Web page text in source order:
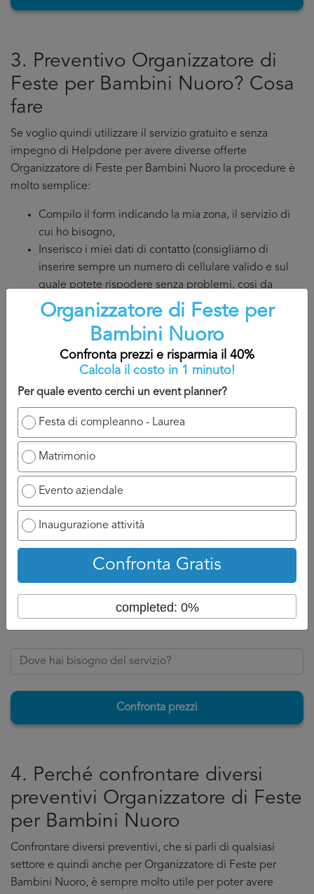
3. Preventivo Organizzatore di
Feste per Bambini Nuoro? Cosa
fare
Se voglio quindi utilizzare il servizio gratuito e senza
impegno di Helpdone per avere diverse offerte
Organizzatore di Feste per Bambini Nuoro la procedure è
molto semplice:
Compilo il form indicando la mia zona, il servizio di
cui ho bisogno,
Inserisco i miei dati di contatto (consigliamo di
inserire sempre un numero di cellulare valido e sul
quale potete rispodere senza problemi, cosi da
discutere direttamente ed in modo semplice con il
professionista). Attenzione, se inserite unicamente
l’indirizzo email, diventa molto più complicato per la
persona contattarvi, ed anche un po demotivante.
Valido la mia richiesta Organizzatore di Feste per
Bambini Nuoro cliccando sul tasto invia richiesta e
aspetto di essere contattato.
A titolo indicativo, sarete contatti nelle 24/48 che seguono
la domanda perché il professionista ha bisogno di un
attimo di tempo per reagire e chiamarvi.
Ovviamente se ha a disposizione un numero di cellulare
potrà chiamarvi appena possibile e discuterne con voi, se
invece siete nell’attesa di un’email, aspettatevi ad un
tempo di attesa un po più lungo perché dovrà formalizzare
la risposta per Organizzatore di Feste per Bambini Nuoro.
Torna su
Confronta prezzi
4. Perché confrontare diversi
preventivi Organizzatore di Feste
per Bambini Nuoro
Confrontare diversi preventivi, che si parli di qualsiasi
settore e quindi anche per Organizzatore di Feste per
Bambini Nuoro, è sempre molto utile per poter avere
Organizzatore di Feste per
Bambini Nuoro
Confronta prezzi e risparmia il 40%
Calcola il costo in 1 minuto!
Per quale evento cerchi un event planner?
Festa di compleanno - Laurea
Matrimonio
Evento aziendale
Inaugurazione attività
Confronta Gratis
completed: 0%